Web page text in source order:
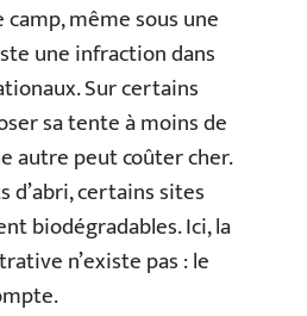
même sous une
une infraction dans
Sur certains
sa tente à moins de
autre peut coûter cher.
d’abri, certains sites
biodégradables. Ici, la
n’existe pas : le